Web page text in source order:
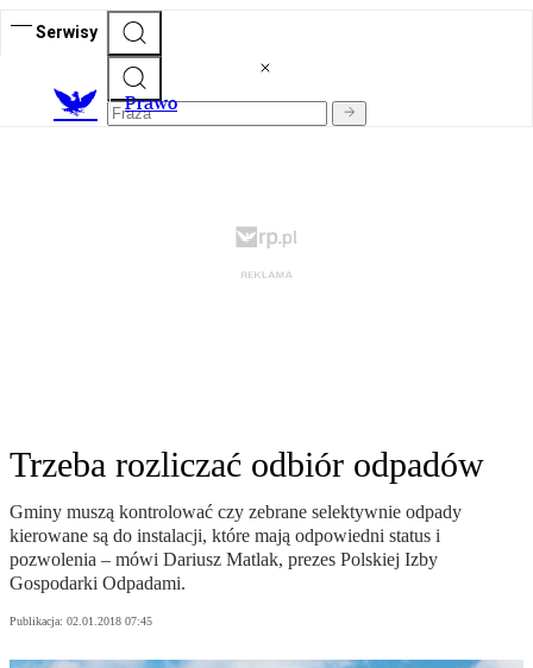
Serwisy
Prawo
Trzeba rozliczać odbiór odpadów
Gminy muszą kontrolować czy zebrane selektywnie odpady
kierowane są do instalacji, które mają odpowiedni status i
pozwolenia – mówi Dariusz Matlak, prezes Polskiej Izby
Gospodarki Odpadami.
Publikacja: 02.01.2018 07:45